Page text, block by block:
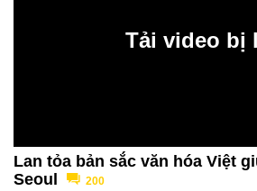
Lan tỏa bản sắc văn hóa Việt
Seoul
200